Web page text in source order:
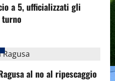
a 5, ufficializzati gli
al no al ripescaggio